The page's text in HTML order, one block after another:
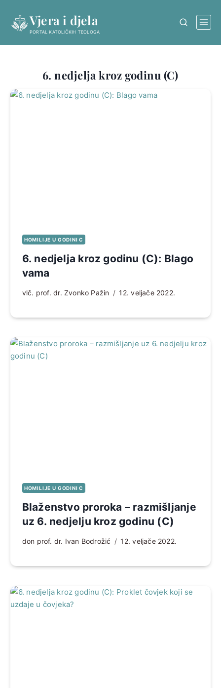
content
Vjera i djela
PORTAL KATOLIČKIH TEOLOGA
6. nedjelja kroz godinu (C)
HOMILIJE U GODINI C
6. nedjelja kroz godinu (C): Blago
vama
vlč. prof. dr. Zvonko Pažin 12. veljače 2022.
HOMILIJE U GODINI C
Blaženstvo proroka – razmišljanje
uz 6. nedjelju kroz godinu (C)
don prof. dr. Ivan Bodrožić 12. veljače 2022.